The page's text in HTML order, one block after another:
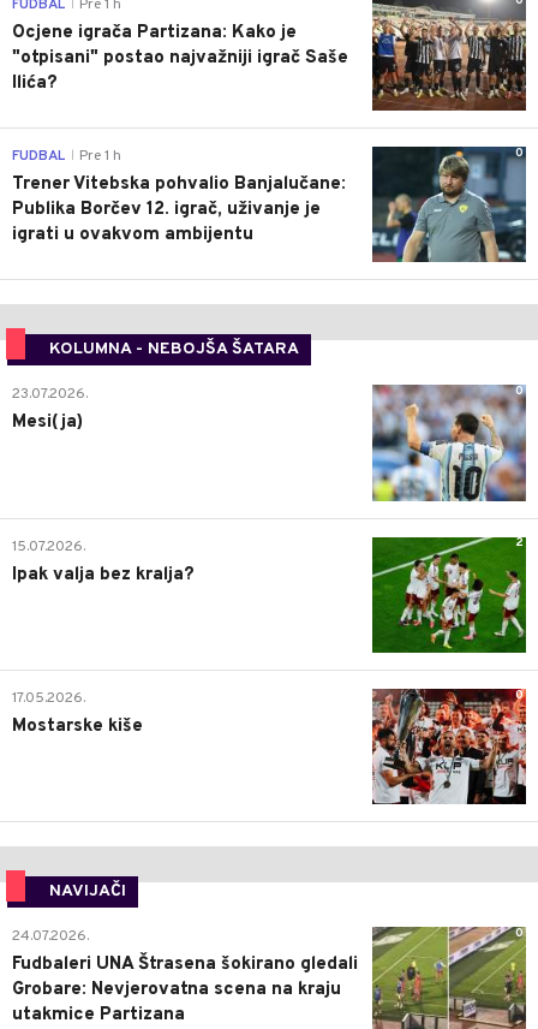
FUDBAL Pre 1 h
Ocjene igrača Partizana: Kako je
"otpisani" postao najvažniji igrač Saše
Ilića?
0
FUDBAL Pre 1 h
Trener Vitebska pohvalio Banjalučane:
Publika Borčev 12. igrač, uživanje je
igrati u ovakvom ambijentu
KOLUMNA - NEBOJŠA ŠATARA
0
23.07.2026.
Mesi(ja)
2
15.07.2026.
Ipak valja bez kralja?
0
17.05.2026.
Mostarske kiše
NAVIJAČI
0
24.07.2026.
Fudbaleri UNA Štrasena šokirano gledali
Grobare: Nevjerovatna scena na kraju
utakmice Partizana